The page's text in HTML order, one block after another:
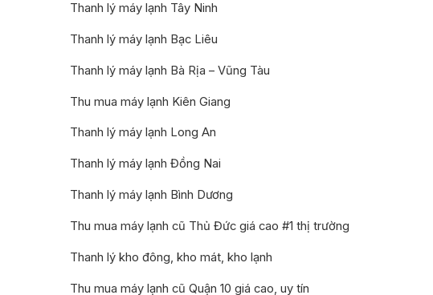
Thanh lý máy lạnh Tây Ninh
Thanh lý máy lạnh Bạc Liêu
Thanh lý máy lạnh Bà Rịa – Vũng Tàu
Thu mua máy lạnh Kiên Giang
Thanh lý máy lạnh Long An
Thanh lý máy lạnh Đồng Nai
Thanh lý máy lạnh Bình Dương
Thu mua máy lạnh cũ Thủ Đức giá cao #1 thị trường
Thanh lý kho đông, kho mát, kho lạnh
Thu mua máy lạnh cũ Quận 10 giá cao, uy tín